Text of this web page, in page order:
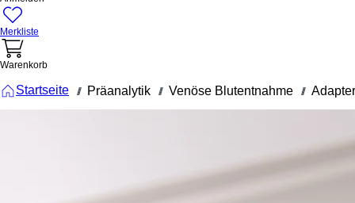
Merkliste
Warenkorb
Startseite /// Präanalytik /// Venöse Blutentnahme /// Adapter